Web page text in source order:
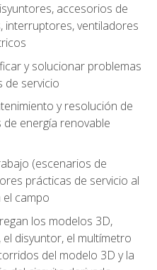
accesorios de
interruptores, ventiladores
y solucionar problemas
de servicio
y resolución de
energía renovable
(escenarios de
prácticas de servicio al
campo
los modelos 3D,
disyuntor, el multímetro
del modelo 3D y la